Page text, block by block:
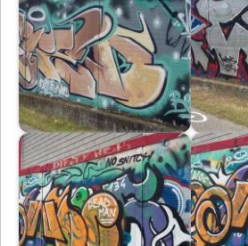
Immagine Immagine